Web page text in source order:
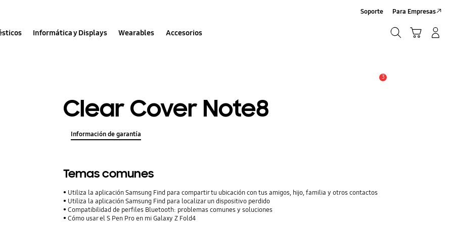
Informática y Displays Wearables Accesorios
Soporte Para Empresas
3
Clear Cover Note8
Información de garantía
Temas comunes
Utiliza la aplicación Samsung Find para compartir tu ubicación con tus amigos, hijo, familia y otros contactos
Utiliza la aplicación Samsung Find para localizar un dispositivo perdido
Compatibilidad de perfiles Bluetooth: problemas comunes y soluciones
Cómo usar el S Pen Pro en mi Galaxy Z Fold4